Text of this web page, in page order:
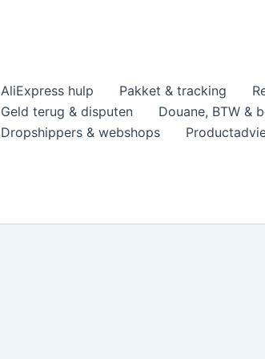
AliExpress hulp Pakket & tracking
Geld terug & disputen
Douane, BTW &
Dropshippers & webshops